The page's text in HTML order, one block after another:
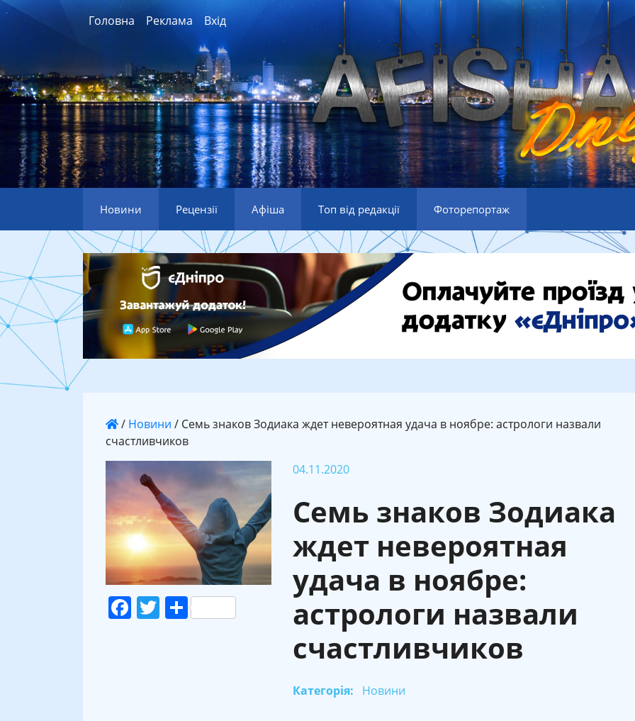
Головна Реклама Вхід
Новини Рецензії Афіша Топ від редакції Фоторепортаж
/ Новини / Семь знаков Зодиака ждет невероятная удача в ноябре: астрологи назвали
счастливчиков
Facebook
Twitter
Поділитися
04.11.2020
Семь знаков Зодиака
ждет невероятная
удача в ноябре:
астрологи назвали
счастливчиков
Категорія: Новини